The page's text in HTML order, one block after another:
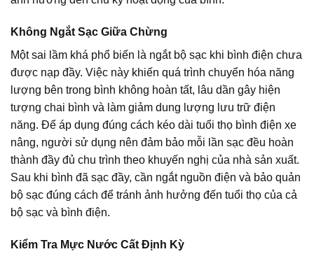
Không Ngắt Sạc Giữa Chừng
Một sai lầm khá phổ biến là ngắt bộ sạc khi bình điện chưa
được nạp đầy. Việc này khiến quá trình chuyển hóa năng
lượng bên trong bình không hoàn tất, lâu dần gây hiện
tượng chai bình và làm giảm dung lượng lưu trữ điện
năng. Để áp dụng đúng cách kéo dài tuổi thọ bình điện xe
nâng, người sử dụng nên đảm bảo mỗi lần sạc đều hoàn
thành đầy đủ chu trình theo khuyến nghị của nhà sản xuất.
Sau khi bình đã sạc đầy, cần ngắt nguồn điện và bảo quản
bộ sạc đúng cách để tránh ảnh hưởng đến tuổi thọ của cả
bộ sạc và bình điện.
Kiểm Tra Mực Nước Cất Định Kỳ